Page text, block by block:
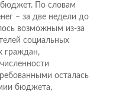
По словам
– за две недели до
возможным из-за
социальных
граждан,
осталась
бюджета,